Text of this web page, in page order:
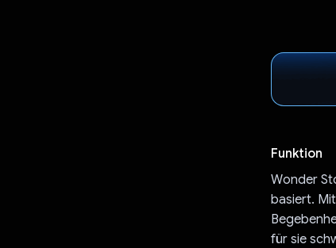
Funktion
Wonder
basiert.
für sie